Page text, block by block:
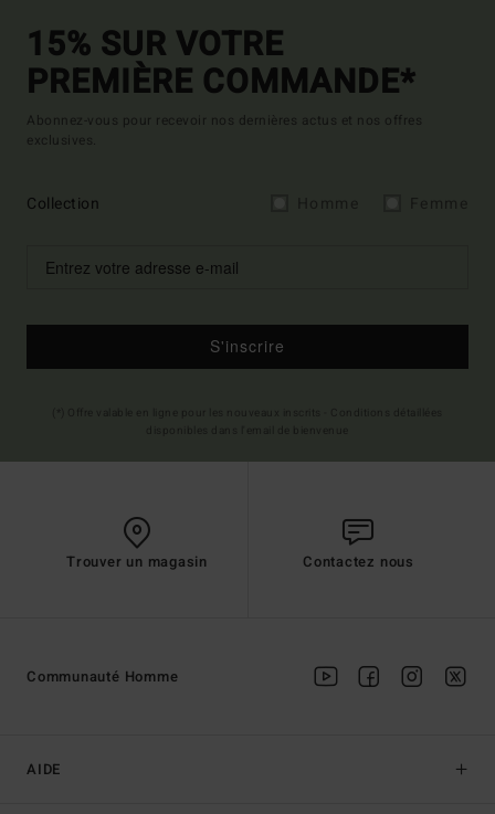
15% SUR VOTRE
PREMIÈRE COMMANDE*
Abonnez-vous pour recevoir nos dernières actus et nos offres
exclusives.
Collection
S'inscrire
Trouver un magasin Contactez nous
AIDE
Communauté Homme